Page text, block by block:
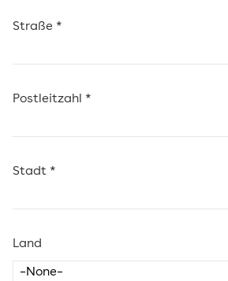
Straße *
Postleitzahl *
Stadt *
Land